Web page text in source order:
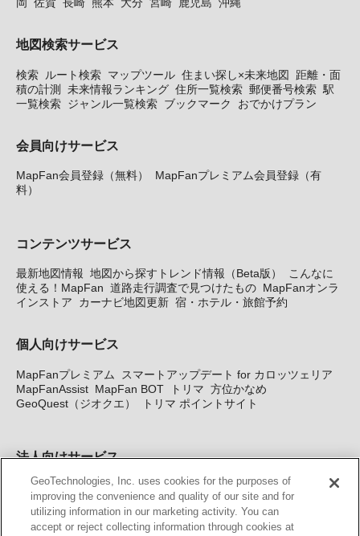
地図検索サービス
検索 ルート検索 マップツール 住まい探し×未来地図
距離・面
積の計測 未来情報ランキング 住所一覧検索 郵便番号検索 駅
一覧検索 ジャンル一覧検索 ブックマーク おでかけプラン
会員向けサービス
MapFan会員登録（無料）
MapFanプレミアム会員登録（有
料）
コンテンツサービス
最新地図情報 地図から探すトレンド情報（Beta版）
こんなに
使える！MapFan 道路走行調査で見つけたもの MapFanオンラ
インストア
カーナビ地図更新 宿・ホテル・旅館予約
個人向けサービス
MapFanプレミアム
スマートアップデート for カロッツェリア
MapFanAssist MapFan BOT トリマ 方位かなめ
GeoQuest（ジオクエ）
トリマ ポイントサイト
法人向けサービス
法人向け地図・位置情報サービス WEBサイト・システム向け地
図API Windows PC向け地図開発キット MapFan DB 住所確認
サービス
MAP WORLD+ トリマ広告 Geo-Research
GeoTechnologies, Inc. uses cookies for the purposes of
improving the convenience and quality of our site and for
utilizing information in our marketing activity. You can
accept or reject collecting information through cookies at